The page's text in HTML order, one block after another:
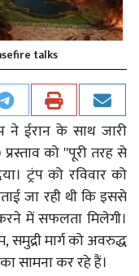
talks
ने ईरान के साथ जारी
को ''पूरी तरह से
ट्रंप को रविवार को
जा रही थी कि इससे
में सफलता मिलेगी।
मार्ग को अवरुद्ध
सामना कर रहे हैं।